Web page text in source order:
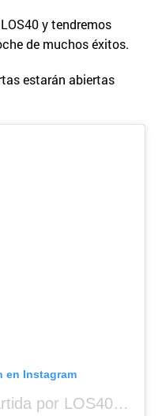
y tendremos
de muchos éxitos.
estarán abiertas
en Instagram
Una publicación compartida por LOS40 Panamá (@los40panama)